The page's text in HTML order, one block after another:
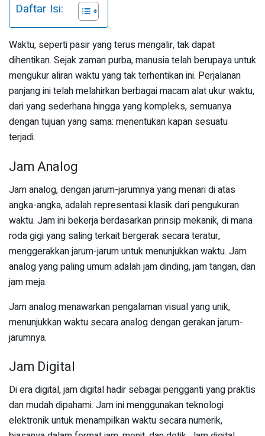
Daftar Isi:
Waktu, seperti pasir yang terus mengalir, tak dapat
dihentikan. Sejak zaman purba, manusia telah berupaya untuk
mengukur aliran waktu yang tak terhentikan ini. Perjalanan
panjang ini telah melahirkan berbagai macam alat ukur waktu,
dari yang sederhana hingga yang kompleks, semuanya
dengan tujuan yang sama: menentukan kapan sesuatu
terjadi.
Jam Analog
Jam analog, dengan jarum-jarumnya yang menari di atas
angka-angka, adalah representasi klasik dari pengukuran
waktu. Jam ini bekerja berdasarkan prinsip mekanik, di mana
roda gigi yang saling terkait bergerak secara teratur,
menggerakkan jarum-jarum untuk menunjukkan waktu. Jam
analog yang paling umum adalah jam dinding, jam tangan, dan
jam meja.
Jam analog menawarkan pengalaman visual yang unik,
menunjukkan waktu secara analog dengan gerakan jarum-
jarumnya.
Jam Digital
Di era digital, jam digital hadir sebagai pengganti yang praktis
dan mudah dipahami. Jam ini menggunakan teknologi
elektronik untuk menampilkan waktu secara numerik,